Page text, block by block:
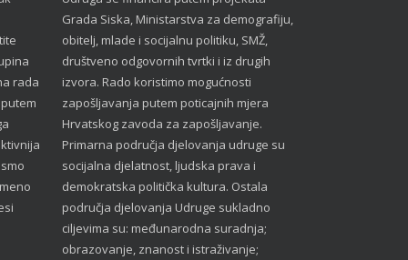
rada
Grada Siska, Ministarstva za demografiju,
obitelj, mlade i socijalnu politiku, SMŽ,
društveno odgovornih tvrtki i iz drugih
izvora. Rado koristimo mogućnosti
zapošljavanja putem poticajnih mjera
Hrvatskog zavoda za zapošljavanje.
Primarna područja djelovanja udruge su
socijalna djelatnost, ljudska prava i
demokratska politička kultura. Ostala
područja djelovanja Udruge sukladno
ciljevima su: međunarodna suradnja;
obrazovanje, znanost i istraživanje;